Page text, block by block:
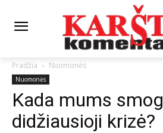
Pradžia Nuomonės
Nuomonės
Kada mums
didžiausioji krizė?